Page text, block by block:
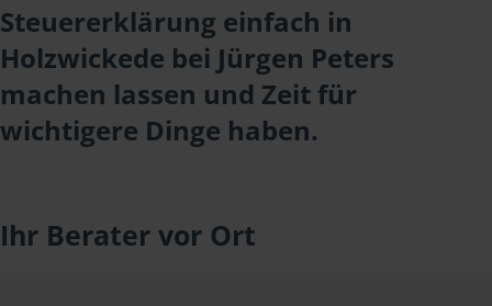
Steuererklärung einfach in
Holzwickede bei Jürgen Peters
machen lassen und Zeit für
wichtigere Dinge haben.
Ihr Berater vor Ort